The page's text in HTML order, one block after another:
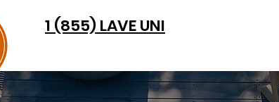
1 (855) LAVE UNI